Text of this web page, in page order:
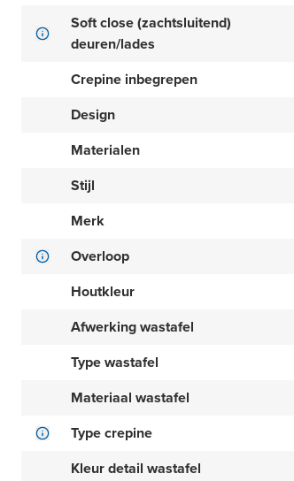
Soft close (zachtsluitend)
deuren/lades
Crepine inbegrepen
Design
Materialen
Stijl
Merk
Overloop
Houtkleur
Afwerking wastafel
Type wastafel
Materiaal wastafel
Type crepine
Kleur detail wastafel